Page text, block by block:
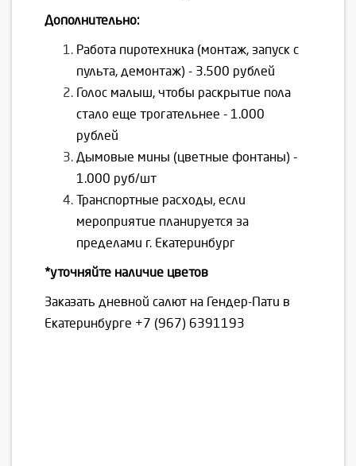
Дополнительно:
Работа пиротехника (монтаж, запуск с
пульта, демонтаж) - 3.500 рублей
Голос малыш, чтобы раскрытие пола
стало еще трогательнее - 1.000
рублей
Дымовые мины (цветные фонтаны) -
1.000 руб/шт
Транспортные расходы, если
мероприятие планируется за
пределами г. Екатеринбург
*уточняйте наличие цветов
Заказать дневной салют на Гендер-Пати в
Екатеринбурге +7 (967) 6391193